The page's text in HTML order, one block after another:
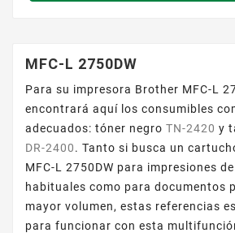
MFC-L 2750DW
Para su impresora Brother MFC-L
encontrará aquí los consumibles
adecuados: tóner negro TN-2420 y
DR-2400. Tanto si busca un
MFC-L 2750DW para impresiones
habituales como para documentos
mayor volumen, estas referencias
para funcionar con esta